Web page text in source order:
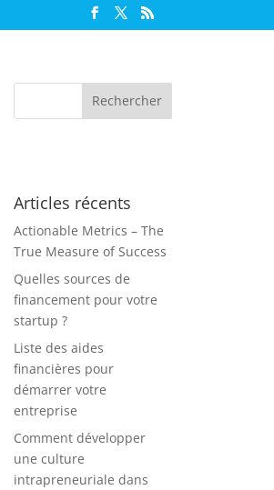
Articles récents
Actionable Metrics – The
True Measure of Success
Quelles sources de
financement pour votre
startup ?
Liste des aides
financières pour
démarrer votre
entreprise
Comment développer
une culture
intrapreneuriale dans